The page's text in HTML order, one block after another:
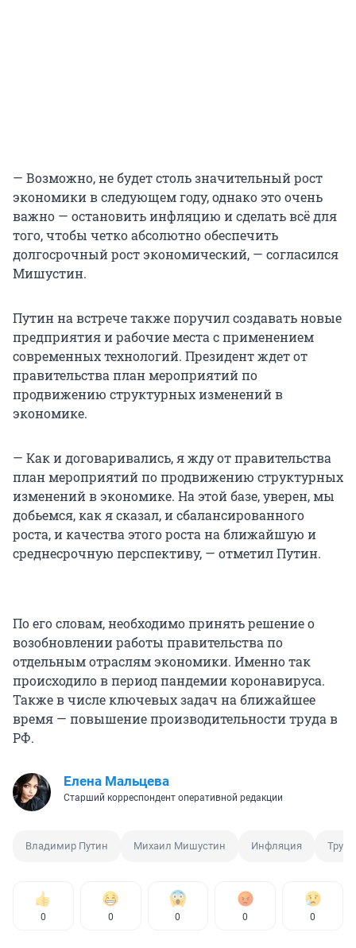
— Возможно, не будет столь значительный рост
экономики в следующем году, однако это очень
важно — остановить инфляцию и сделать всё для
того, чтобы четко абсолютно обеспечить
долгосрочный рост экономический, — согласился
Мишустин.
Путин на встрече также поручил создавать новые
предприятия и рабочие места с применением
современных технологий. Президент ждет от
правительства план мероприятий по
продвижению структурных изменений в
экономике.
— Как и договаривались, я жду от правительства
план мероприятий по продвижению структурных
изменений в экономике. На этой базе, уверен, мы
добьемся, как я сказал, и сбалансированного
роста, и качества этого роста на ближайшую и
среднесрочную перспективу, — отметил Путин.
По его словам, необходимо принять решение о
возобновлении работы правительства по
отдельным отраслям экономики. Именно так
происходило в период пандемии коронавируса.
Также в числе ключевых задач на ближайшее
время — повышение производительности труда в
РФ.
Елена Мальцева
Старший корреспондент оперативной редакции
Владимир Путин Михаил Мишустин Инфляция Труд
0 0 0 0 0